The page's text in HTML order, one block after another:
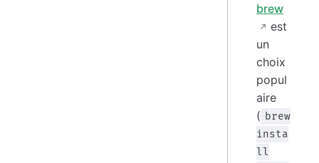
brew
est
un
choix
popul
aire
( brew
insta
ll